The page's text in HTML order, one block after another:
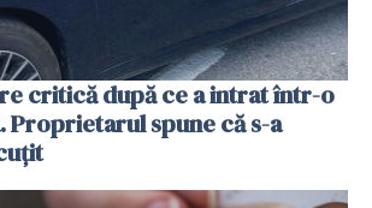
critică după ce a intrat într-o
Proprietarul spune că s-a